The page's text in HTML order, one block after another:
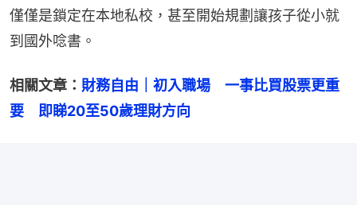
僅僅是鎖定在本地私校，甚至開始規劃讓孩子從小就
到國外唸書。
相關文章： 財務自由｜初入職場　一事比買股票更重
要　即睇20至50歲理財方向